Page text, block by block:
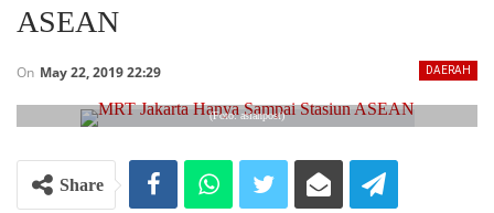
ASEAN
DAERAH
On May 22, 2019 22:29
(Foto: asianpost)
Share